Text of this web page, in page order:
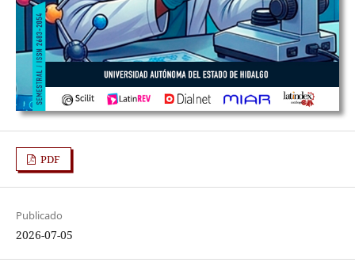
PDF
Publicado
2026-07-05